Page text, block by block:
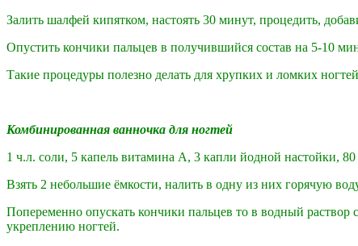
Залить шалфей кипятком, настоять 30 минут, процедить,
Опустить кончики пальцев в получившийся cостав на 5-10
Такие процедуры полезно делать для хрупких и ломких
Комбинированная ванночка для ногтей
1 ч.л. соли, 5 капель витамина А, 3 капли йодной настойки,
Взять 2 небольшие ёмкости, налить в одну из них горячую
Попеременно опускать кончики пальцев то в водный
укреплению ногтей.